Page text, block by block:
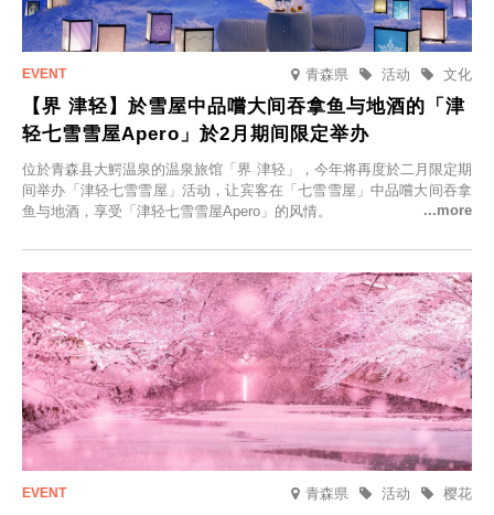
青森県 文化
活动
【界 津轻】於雪屋中品嚐大间吞拿鱼与地酒的「津
轻七雪雪屋Apero」於2月期间限定举办
位於青森县大鰐温泉的温泉旅馆「界 津轻」，今年将再度於二月限定期
间举办「津轻七雪雪屋」活动，让宾客在「七雪雪屋」中品嚐大间吞拿
鱼与地酒，享受「津轻七雪雪屋Apero」的风情。
青森県 樱花
活动